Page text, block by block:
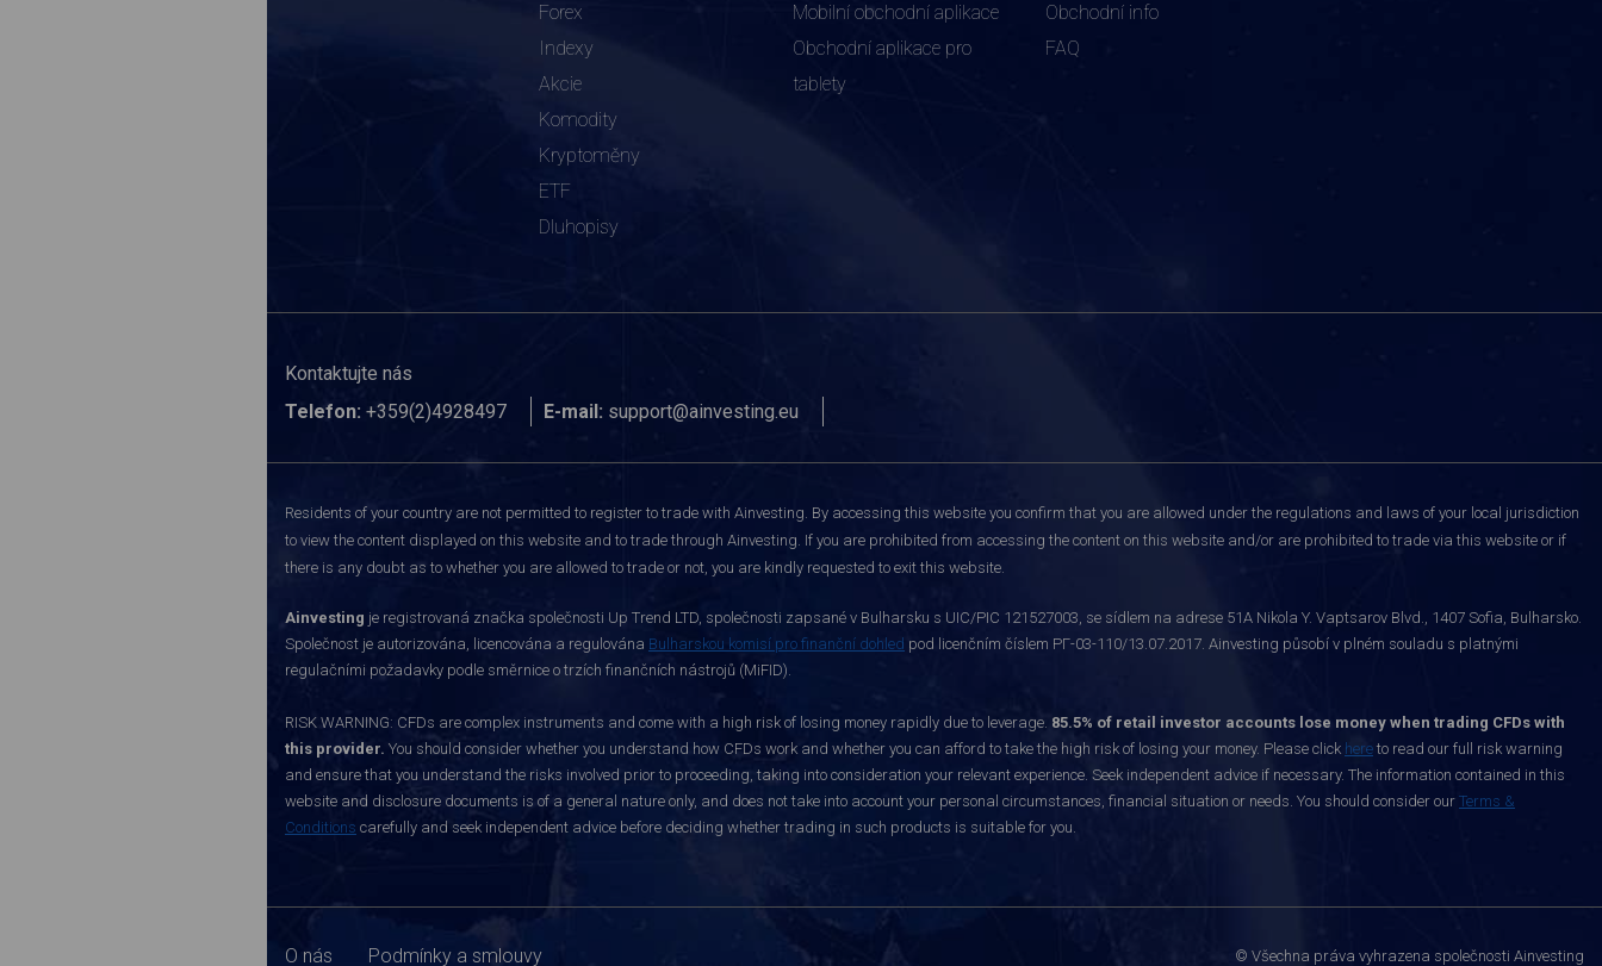
Forex
Indexy
Akcie
Komodity
Kryptoměny
ETF
Dluhopisy
Mobilní obchodní aplikace
Obchodní aplikace pro
tablety
Obchodní info
FAQ
Kontaktujte nás
Telefon: +359(2)4928497 E-mail: support@ainvesting.eu
Residents of your country are not permitted to register to trade with Ainvesting. By accessing this website you confirm that you are allowed under the regulations and laws of your local jurisdiction
to view the content displayed on this website and to trade through Ainvesting. If you are prohibited from accessing the content on this website and/or are prohibited to trade via this website or if
there is any doubt as to whether you are allowed to trade or not, you are kindly requested to exit this website.
Ainvesting je registrovaná značka společnosti Up Trend LTD, společnosti zapsané v Bulharsku s UIC/PIC 121527003, se sídlem na adrese 51A Nikola Y. Vaptsarov Blvd., 1407 Sofia, Bulharsko.
Společnost je autorizována, licencována a regulována Bulharskou komisí pro finanční dohled pod licenčním číslem РГ-03-110/13.07.2017. Ainvesting působí v plném souladu s platnými
regulačními požadavky podle směrnice o trzích finančních nástrojů (MiFID).
RISK WARNING: CFDs are complex instruments and come with a high risk of losing money rapidly due to leverage. 85.5% of retail investor accounts lose money when trading CFDs with
this provider. You should consider whether you understand how CFDs work and whether you can afford to take the high risk of losing your money. Please click here to read our full risk warning
and ensure that you understand the risks involved prior to proceeding, taking into consideration your relevant experience. Seek independent advice if necessary. The information contained in this
website and disclosure documents is of a general nature only, and does not take into account your personal circumstances, financial situation or needs. You should consider our Terms &
Conditions carefully and seek independent advice before deciding whether trading in such products is suitable for you.
O nás Podmínky a smlouvy © Všechna práva vyhrazena společnosti Ainvesting